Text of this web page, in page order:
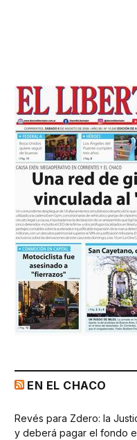
EN EL CHACO
Revés para Zdero: la
y deberá pagar el fondo